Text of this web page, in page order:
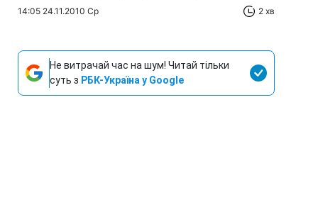
14:05 24.11.2010 Ср 2 хв
Не витрачай час на шум! Читай тільки
суть з РБК-Україна у Google